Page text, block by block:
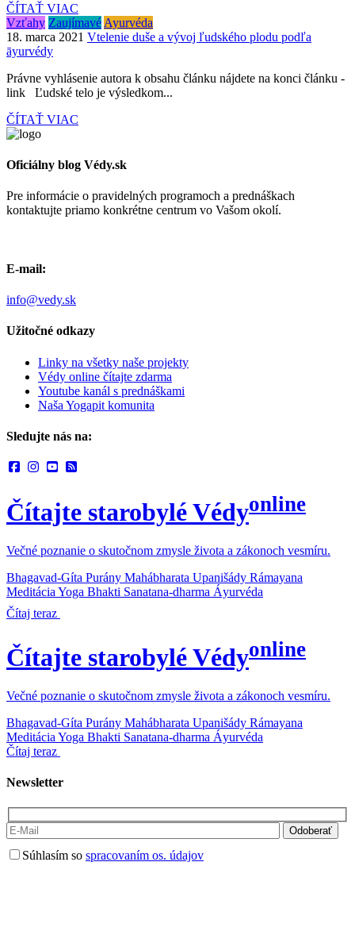
ČÍTAŤ VIAC
Vzťahy Zaujímavé Ayurvéda
18. marca 2021 Vtelenie duše a vývoj ľudského plodu podľa
āyurvédy
Právne vyhlásenie autora k obsahu článku nájdete na konci článku -
link Ľudské telo je výsledkom...
ČÍTAŤ VIAC
Oficiálny blog Védy.sk
Pre informácie o pravidelných programoch a prednáškach
kontaktujte priamo konkrétne centrum vo Vašom okolí.
E-mail:
info@vedy.sk
Užitočné odkazy
Linky na všetky naše projekty
Védy online čítajte zdarma
Youtube kanál s prednáškami
Naša Yogapit komunita
Sledujte nás na:
Čítajte starobylé Védyonline
Večné poznanie o skutočnom zmysle života a zákonoch vesmíru.
Bhagavad-Gíta Purány Mahábharata Upanišády Rámayana
Meditácia Yoga Bhakti Sanatana-dharma Áyurvéda
Čítaj teraz
Čítajte starobylé Védyonline
Večné poznanie o skutočnom zmysle života a zákonoch vesmíru.
Bhagavad-Gíta Purány Mahábharata Upanišády Rámayana
Meditácia Yoga Bhakti Sanatana-dharma Áyurvéda
Čítaj teraz
Newsletter
Súhlasím so spracovaním os. údajov